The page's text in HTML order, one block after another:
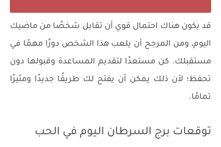
قد يكون هناك احتمال قوي أن تقابل شخصًا من ماضيك
اليوم، ومن المرجح أن يلعب هذا الشخص دورًا مهمًا في
مستقبلك. كن مستعدًا لتقديم المساعدة وقبولها دون
تحفظ؛ لأن ذلك يمكن أن يفتح لك طريقًا جديدًا ومثيرًا
تمامًا.
توقعات برج السرطان اليوم في الحب